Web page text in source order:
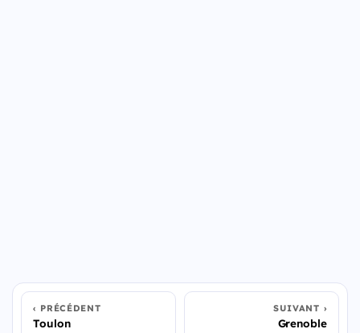
PRÉCÉDENT
Toulon
SUIVANT
Grenoble